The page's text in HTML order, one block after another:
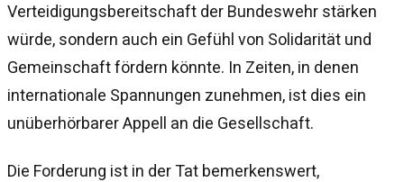
Verteidigungsbereitschaft der Bundeswehr stärken
würde, sondern auch ein Gefühl von Solidarität und
Gemeinschaft fördern könnte. In Zeiten, in denen
internationale Spannungen zunehmen, ist dies ein
unüberhörbarer Appell an die Gesellschaft.
Die Forderung ist in der Tat bemerkenswert,